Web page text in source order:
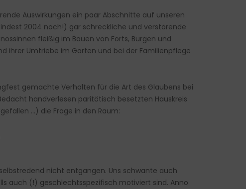
Auswirkungen ein paar Abschnitte auf unseren
2004 noch!) gar schreckliche und verstörende
fleißig im Bauen von Forts, Burgen und
ihrer Umtriebe im Garten und bei der Familienpflege
gemachte Verhalten für die Art des Glaubens bei
handverlesen paritätisch besetzten Hauskreis
…) die Frage in den Raum:
nicht entgangen. Uns schwante auch
auch (!) geschlechtsspezifisch motiviert sind. Anno